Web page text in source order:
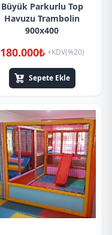
Büyük Parkurlu Top
Havuzu Trambolin
900x400
180.000₺ +KDV(%20)
Sepete Ekle